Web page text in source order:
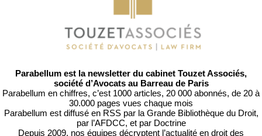
Parabellum est la newsletter du cabinet Touzet Associés,
société d’Avocats au Barreau de Paris
Parabellum en chiffres, c’est 1000 articles, 20 000 abonnés, de 20 à
30.000 pages vues chaque mois
Parabellum est diffusé en RSS par la Grande Bibliothèque du Droit,
par l’AFDCC, et par Doctrine
Depuis 2009, nos équipes décryptent l’actualité en droit des